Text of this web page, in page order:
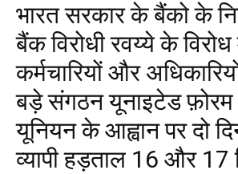
भारत सरकार के बैंको के
बैंक विरोधी रवय्ये के
कर्मचारियों और
बड़े संगठन यूनाइटेड
यूनियन के आह्वान पर दो
व्यापी हड़ताल 16 और 17